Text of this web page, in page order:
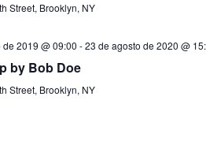
Street, Brooklyn, NY
2019 @ 09:00 -23 de agosto de 2020 @
by Bob Doe
Street, Brooklyn, NY